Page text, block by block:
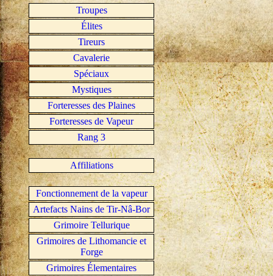
Troupes
Élites
Tireurs
Cavalerie
Spéciaux
Mystiques
Forteresses des Plaines
Forteresses de Vapeur
Rang 3
Affiliations
Fonctionnement de la vapeur
Artefacts Nains de Tir-Nâ-Bor
Grimoire Tellurique
Grimoires de Lithomancie et
Forge
Grimoires Élementaires